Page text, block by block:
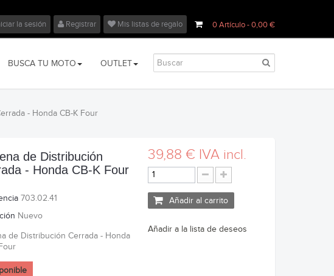
0Artículo- 0,00 €
la sesión Registrar Mis listas de regalo
BUSCA TU MOTO OUTLET
- Honda CB-K Four
de Distribución
- Honda CB-K Four
703.02.41
Nuevo
de Distribución Cerrada - Honda
39,88 € IVA incl.
Añadir al carrito
Añadir a la lista de deseos